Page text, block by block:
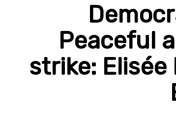
Peaceful
strike: